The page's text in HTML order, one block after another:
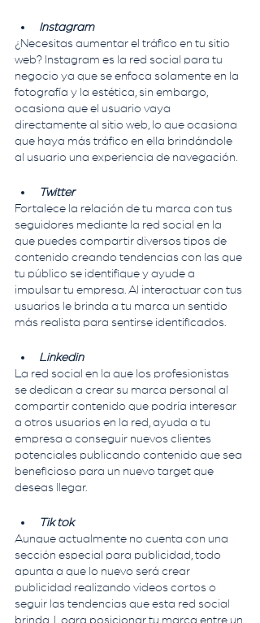
Instagram
¿Necesitas aumentar el tráfico en tu sitio
web? Instagram es la red social para tu
negocio ya que se enfoca solamente en la
fotografía y la estética, sin embargo,
ocasiona que el usuario vaya
directamente al sitio web, lo que ocasiona
que haya más tráfico en ella brindándole
al usuario una experiencia de navegación.
Twitter
Fortalece la relación de tu marca con tus
seguidores mediante la red social en la
que puedes compartir diversos tipos de
contenido creando tendencias con las que
tu público se identifique y ayude a
impulsar tu empresa. Al interactuar con tus
usuarios le brinda a tu marca un sentido
más realista para sentirse identificados.
Linkedin
La red social en la que los profesionistas
se dedican a crear su marca personal al
compartir contenido que podría interesar
a otros usuarios en la red, ayuda a tu
empresa a conseguir nuevos clientes
potenciales publicando contenido que sea
beneficioso para un nuevo target que
deseas llegar.
Tik tok
Aunque actualmente no cuenta con una
sección especial para publicidad, todo
apunta a que lo nuevo será crear
publicidad realizando videos cortos o
seguir las tendencias que esta red social
brinda. Logra posicionar tu marca entre un